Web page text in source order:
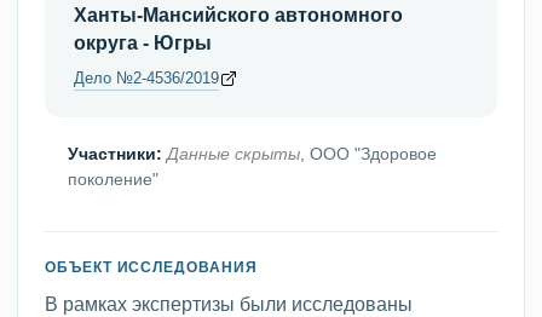
Ханты-Мансийского автономного
округа - Югры
Дело №2-4536/2019
Участники: Данные скрыты, ООО "Здоровое
поколение"
ОБЪЕКТ ИССЛЕДОВАНИЯ
В рамках экспертизы были исследованы